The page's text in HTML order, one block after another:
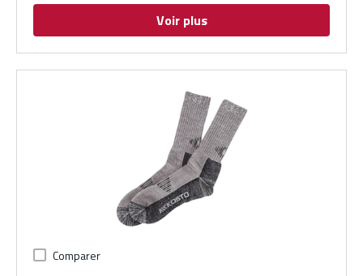
Voir plus
Comparer